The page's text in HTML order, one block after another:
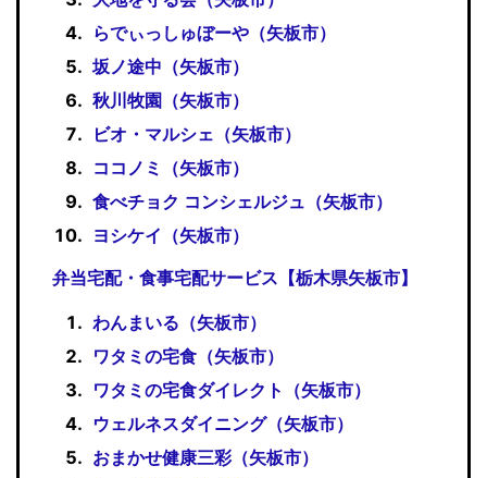
らでぃっしゅぼーや（矢板市）
坂ノ途中（矢板市）
秋川牧園（矢板市）
ビオ・マルシェ（矢板市）
ココノミ（矢板市）
食べチョク コンシェルジュ（矢板市）
ヨシケイ（矢板市）
弁当宅配・食事宅配サービス【栃木県矢板市】
わんまいる（矢板市）
ワタミの宅食（矢板市）
ワタミの宅食ダイレクト（矢板市）
ウェルネスダイニング（矢板市）
おまかせ健康三彩（矢板市）